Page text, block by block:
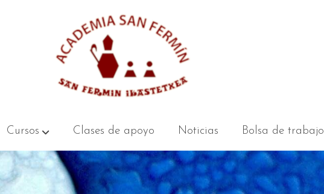
Cursos Clases de apoyo Noticias Bolsa de trabajo